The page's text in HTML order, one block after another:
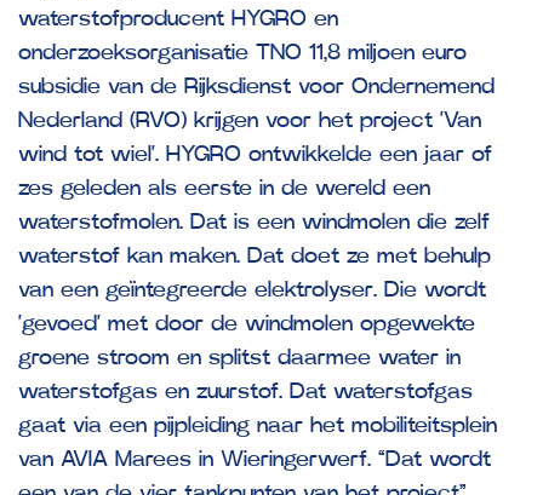
waterstofproducent HYGRO en
onderzoeksorganisatie TNO 11,8 miljoen euro
subsidie van de Rijksdienst voor Ondernemend
Nederland (RVO) krijgen voor het project ‘Van
wind tot wiel’. HYGRO ontwikkelde een jaar of
zes geleden als eerste in de wereld een
waterstofmolen. Dat is een windmolen die zelf
waterstof kan maken. Dat doet ze met behulp
van een geïntegreerde elektrolyser. Die wordt
‘gevoed’ met door de windmolen opgewekte
groene stroom en splitst daarmee water in
waterstofgas en zuurstof. Dat waterstofgas
gaat via een pijpleiding naar het mobiliteitsplein
van AVIA Marees in Wieringerwerf. “Dat wordt